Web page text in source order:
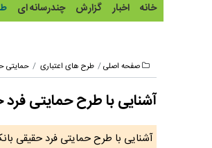
خانه اخبار گزارش چندرسانه ای
صفحه اصلی طرح های اعتباری حمایتی
آشنایی با طرح حمایتی
آشنایی با طرح حمایتی فرد حقیقی